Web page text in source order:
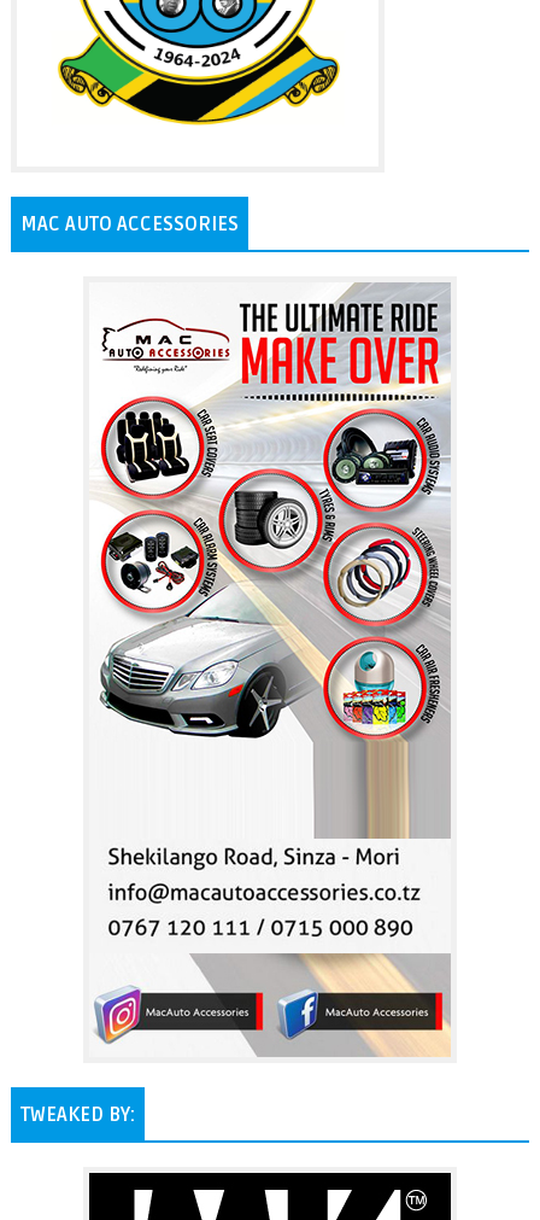
MAC AUTO ACCESSORIES
TWEAKED BY: